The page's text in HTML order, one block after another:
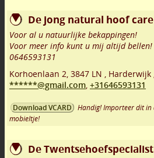
De jong natural hoof care
Voor al u natuurlijke bekappingen!
Voor meer info kunt u mij altijd bellen!
0646593131
Korhoenlaan 2, 3847 LN , Harderwijk
******@gmail.com, +31646593131
Download VCARD
Handig! Importeer dit
mobieltje!
De Twentsehoefspecialist